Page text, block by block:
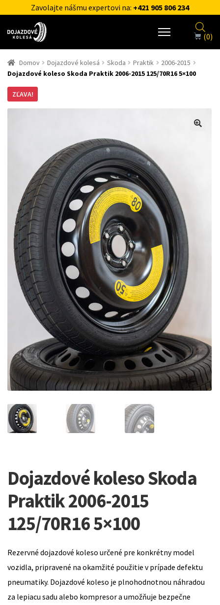
Zavolajte nášmu expertovi na: +421 905 806 234
(0)
Domov Dojazdové kolesá Skoda Praktik
2006-2015
Dojazdové koleso Skoda Praktik 2006-2015 125/70R16 5×100
ZĽAVA!
Dojazdové koleso Skoda
Praktik 2006-2015
125/70R16 5×100
Rezervné dojazdové koleso určené pre konkrétny model
vozidla, pripravené na okamžité použitie v prípade defektu
pneumatiky. Dojazdové koleso je plnohodnotnou náhradou
za lepiacu sadu alebo kompresor a umožňuje bezpečne